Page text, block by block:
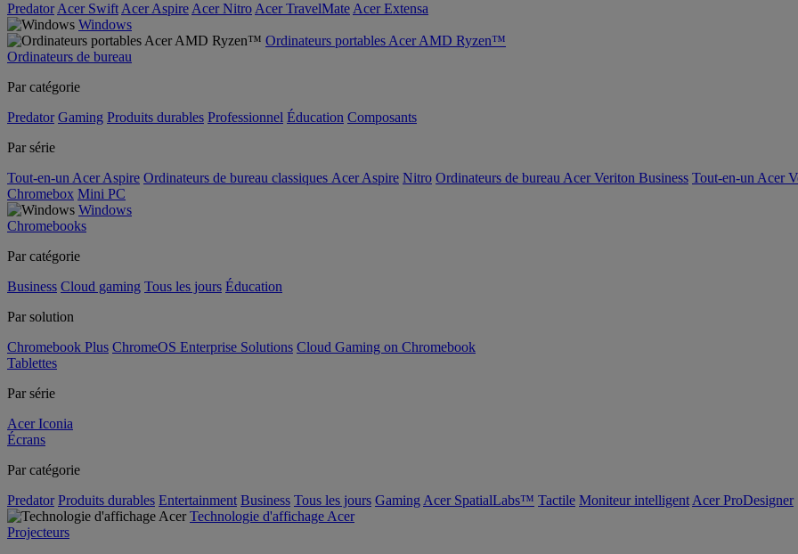
Predator Acer Swift Acer Aspire Acer Nitro Acer TravelMate Acer Extensa
Windows
Ordinateurs portables Acer AMD Ryzen™
Ordinateurs de bureau
Par catégorie
Predator Gaming Produits durables Professionnel Éducation Composants
Par série
Tout-en-un Acer Aspire Ordinateurs de bureau classiques Acer Aspire Nitro Ordinateurs de bureau Acer Veriton Business Tout-en-un Acer
Chromebox Mini PC
Windows
Chromebooks
Par catégorie
Business Cloud gaming Tous les jours Éducation
Par solution
Chromebook Plus ChromeOS Enterprise Solutions Cloud Gaming on Chromebook
Tablettes
Par série
Acer Iconia
Écrans
Par catégorie
Predator Produits durables Entertainment Business Tous les jours Gaming Acer SpatialLabs™ Tactile Moniteur intelligent Acer ProDesigner
Technologie d'affichage Acer
Projecteurs